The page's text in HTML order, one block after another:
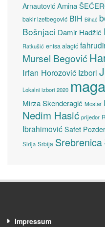
Arnautović Amina
bakir izetbegović BiH Bihać
Bošnjaci Damir Hadžić
Ratkušić enisa alagić
Mursel Begović
Irfan Horozović Izbori
Lokalni izbori 2020
Mirza Skenderagić Mostar
Nedim Hasić prijedor
Ibrahimović Safet Pozder
Sirija Srbija Srebrenica
Impressum